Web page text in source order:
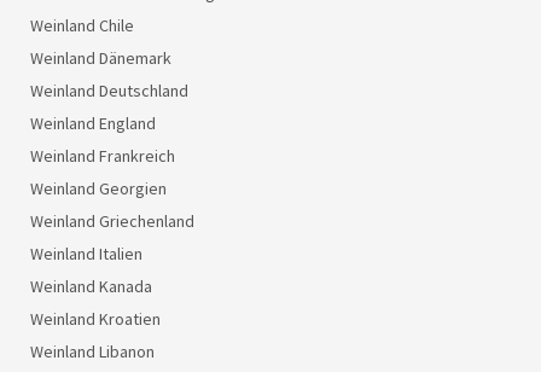
Weinland Chile
Weinland Dänemark
Weinland Deutschland
Weinland England
Weinland Frankreich
Weinland Georgien
Weinland Griechenland
Weinland Italien
Weinland Kanada
Weinland Kroatien
Weinland Libanon